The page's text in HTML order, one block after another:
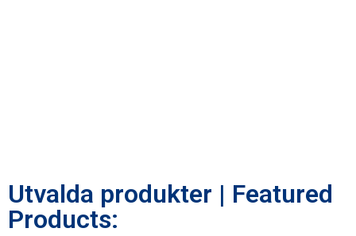
Utvalda produkter | Featured
Products: